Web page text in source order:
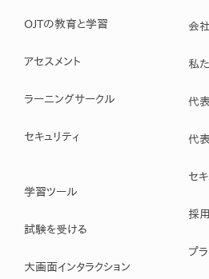
OJTの教育と学習
アセスメント
ラーニングサークル
セキュリティ
学習ツール
試験を受ける
大画面インタラクション
会
私
代
代
セキ
採
プ